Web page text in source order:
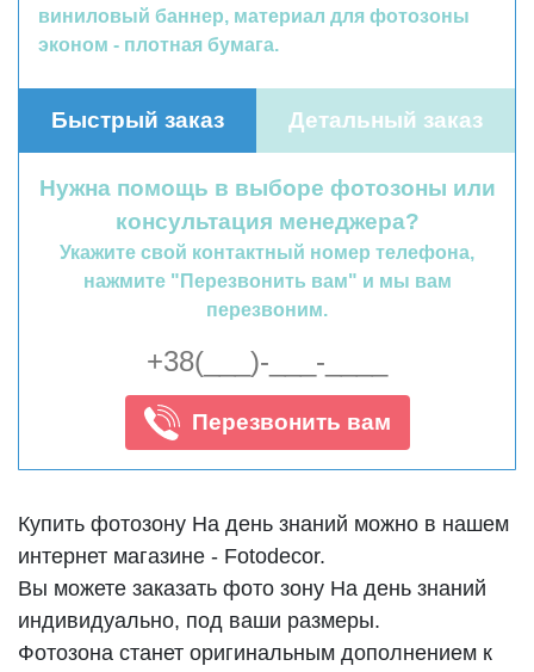
виниловый баннер, материал для фотозоны
эконом - плотная бумага.
Быстрый заказ Детальный заказ
Нужна помощь в выборе фотозоны или
консультация менеджера?
Укажите свой контактный номер телефона,
нажмите "Перезвонить вам" и мы вам
перезвоним.
Перезвонить вам
Купить фотозону На день знаний можно в нашем
интернет магазине - Fotodecor.
Вы можете заказать фото зону На день знаний
индивидуально, под ваши размеры.
Фотозона станет оригинальным дополнением к